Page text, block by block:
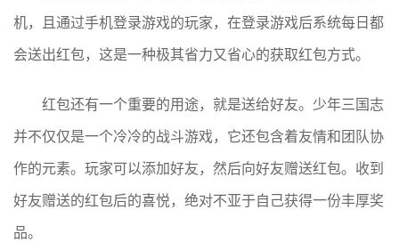
机，且通过手机登录游戏的玩家，在登录游戏后系统每日都
会送出红包，这是一种极其省力又省心的获取红包方式。
红包还有一个重要的用途，就是送给好友。少年三国志
并不仅仅是一个冷冷的战斗游戏，它还包含着友情和团队协
作的元素。玩家可以添加好友，然后向好友赠送红包。收到
好友赠送的红包后的喜悦，绝对不亚于自己获得一份丰厚奖
品。